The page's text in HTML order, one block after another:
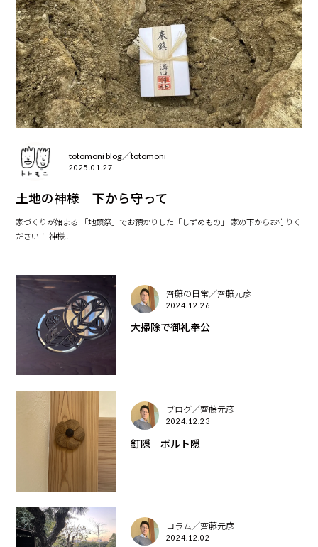
totomoni blog／totomoni
2025.01.27
土地の神様 下から守って
家づくりが始まる 「地鎮祭」でお預かりした「しずめもの」 家の下からお守りく
ださい！ 神様...
齊藤の日常／齊藤元彦
2024.12.26
大掃除で御礼奉公
ブログ／齊藤元彦
2024.12.23
釘隠 ボルト隠
コラム／齊藤元彦
2024.12.02